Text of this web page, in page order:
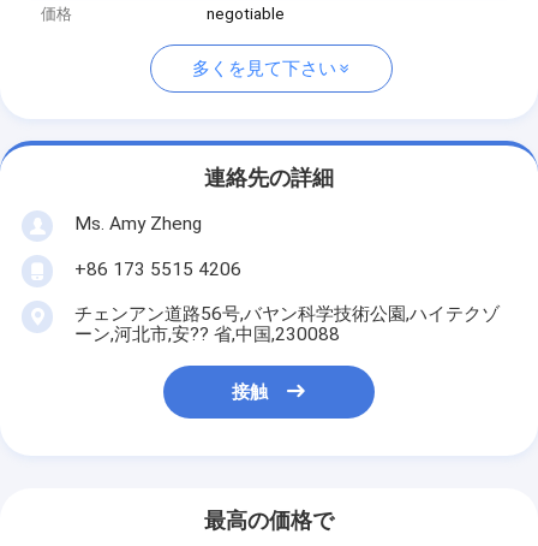
価格
negotiable
多くを見て下さい
連絡先の詳細
Ms. Amy Zheng
+86 173 5515 4206
チェンアン道路56号,バヤン科学技術公園,ハイテクゾ
ーン,河北市,安?? 省,中国,230088
接触
最高の価格で